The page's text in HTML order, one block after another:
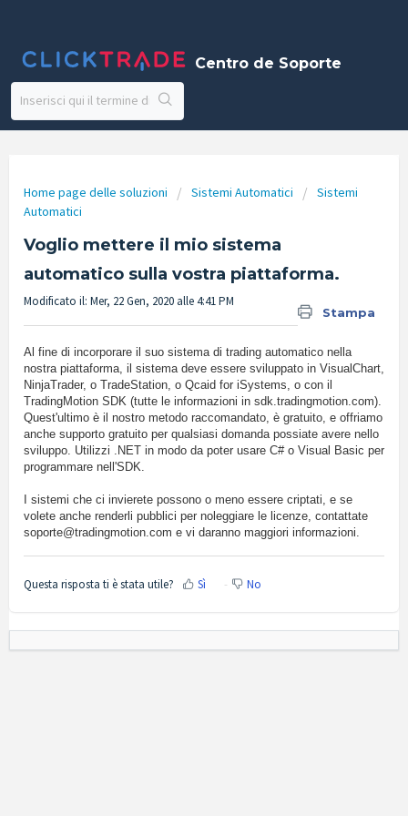
Centro de Soporte
Home page delle soluzioni Sistemi Automatici
Sistemi
Automatici
Voglio mettere il mio sistema
automatico sulla vostra piattaforma.
Stampa
Modificato il: Mer, 22 Gen, 2020 alle 4:41 PM
Al fine di incorporare il suo sistema di trading automatico nella
nostra piattaforma, il sistema deve essere sviluppato in VisualChart,
NinjaTrader, o TradeStation, o Qcaid for iSystems, o con il
TradingMotion SDK (tutte le informazioni in sdk.tradingmotion.com).
Quest'ultimo è il nostro metodo raccomandato, è gratuito, e offriamo
anche supporto gratuito per qualsiasi domanda possiate avere nello
sviluppo. Utilizzi .NET in modo da poter usare C# o Visual Basic per
programmare nell'SDK.
I sistemi che ci invierete possono o meno essere criptati, e se
volete anche renderli pubblici per noleggiare le licenze, contattate
soporte@tradingmotion.com e vi daranno maggiori informazioni.
Questa risposta ti è stata utile? Sì No